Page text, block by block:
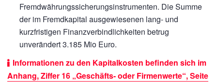
Fremdwährungssicherungsinstrumenten. Die Summe
der im Fremdkapital ausgewiesenen lang- und
kurzfristigen Finanzverbindlichkeiten betrug
unverändert3.185 Mio Euro.
Informationen zu den Kapitalkosten befinden sich im
Anhang, Ziffer 16 „Geschäfts- oder Firmenwerte“, Seite